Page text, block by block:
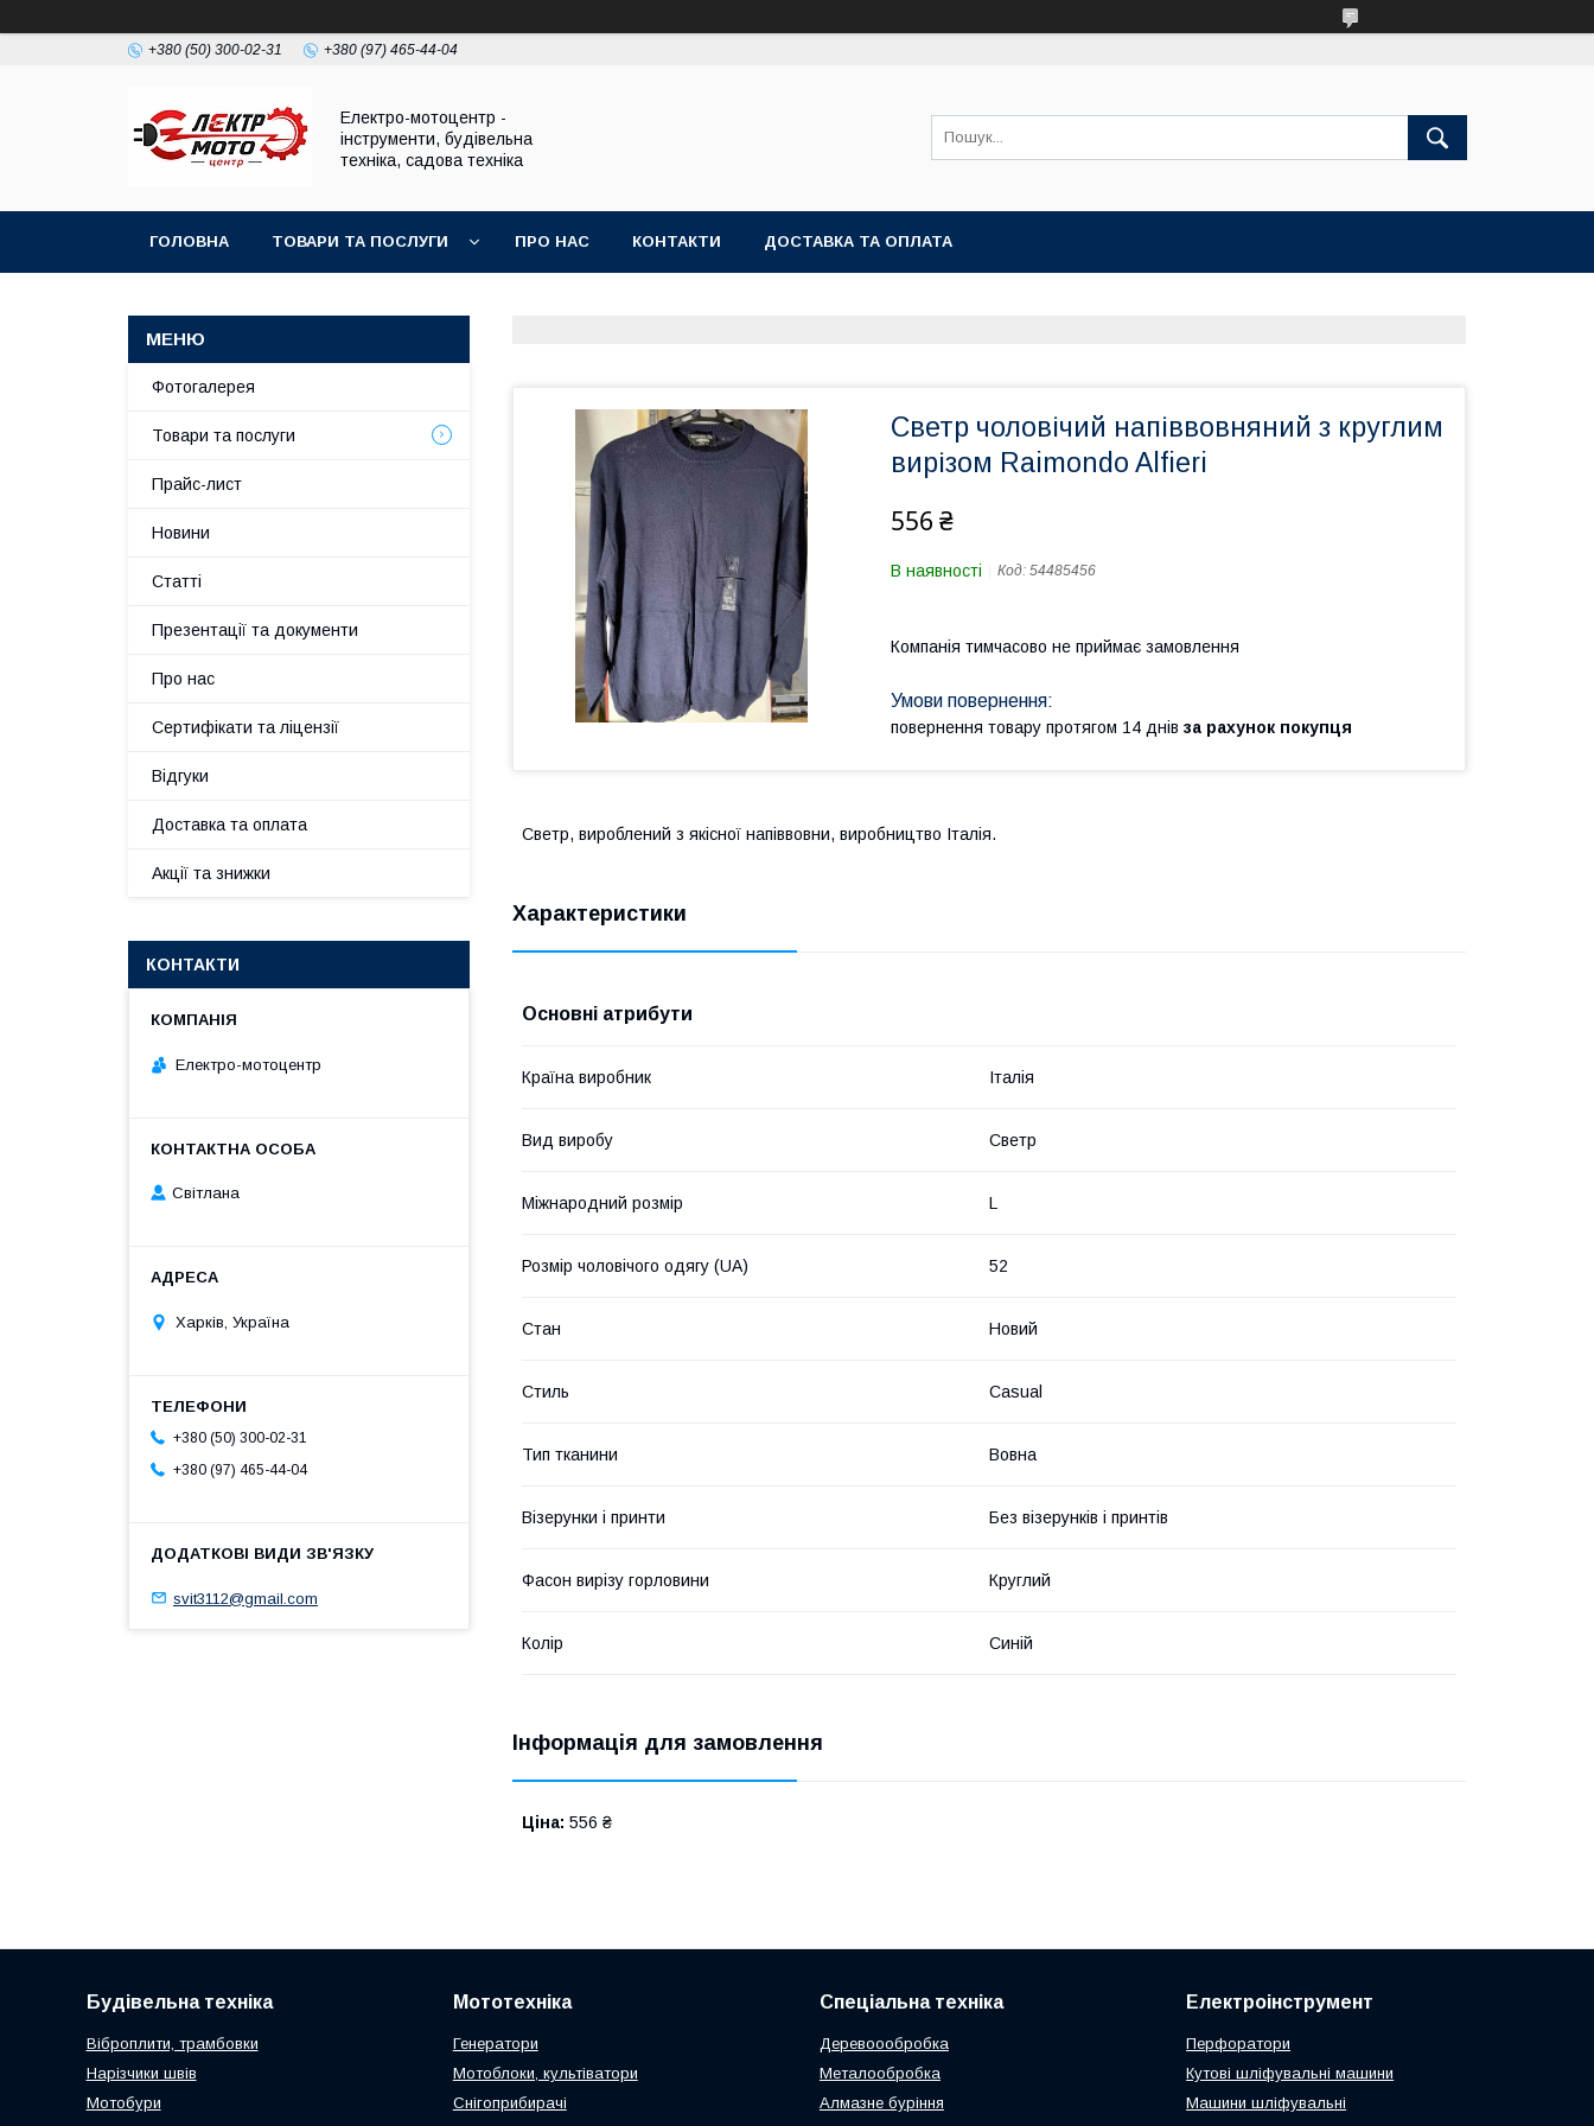
+380 (50) 300-02-31 +380 (97) 465-44-04
Електро-мотоцентр -
інструменти, будівельна
техніка, садова техніка
ГОЛОВНА ТОВАРИ ТА ПОСЛУГИ ПРО НАС КОНТАКТИ ДОСТАВКА ТА ОПЛАТА
Светр чоловічий напіввовняний з круглим
вирізом Raimondo Alfieri
556 ₴
В наявності Код: 54485456
Компанія тимчасово не приймає замовлення
повернення товару протягом 14 днів за рахунок покупця
Светр, вироблений з якісної напіввовни, виробництво Італія.
Характеристики
Основні атрибути
Країна виробник Італія
Вид виробу Светр
Міжнародний розмір L
Розмір чоловічого одягу (UA) 52
Стан Новий
Стиль Casual
Тип тканини Вовна
Візерунки і принти Без візерунків і принтів
Фасон вирізу горловини Круглий
Колір Синій
Інформація для замовлення
Ціна: 556 ₴
Фотогалерея
Товари та послуги
Прайс-лист
Новини
Статті
Презентації та документи
Про нас
Сертифікати та ліцензії
Відгуки
Доставка та оплата
Акції та знижки
КОНТАКТИ
Електро-мотоцентр
Світлана
Харків, Україна
+380 (50) 300-02-31
+380 (97) 465-44-04
svit3112@gmail.com
Будівельна техніка
Віброплити, трамбовки
Нарізчики швів
Мотобури
Мототехніка
Генератори
Мотоблоки, культіватори
Снігоприбирачі
Спеціальна техніка
Деревоообробка
Металообробка
Алмазне буріння
Електроінструмент
Перфоратори
Кутові шліфувальні машини
Машини шліфувальні